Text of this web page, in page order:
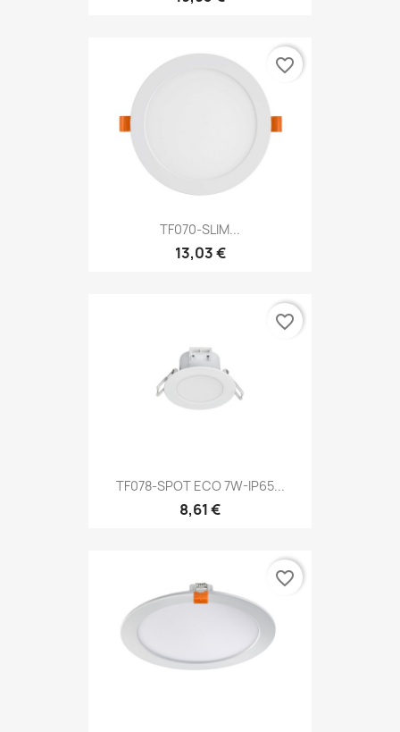
TF070-SLIM...
13,03 €
favorite_border
TF078-SPOT ECO 7W-IP65...
8,61 €
favorite_border
favorite_border